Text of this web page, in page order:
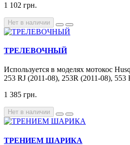
1 102 грн.
Нет в наличии
ТРЕЛЕВОЧНЫЙ
Используется в моделях мотокос
253 RJ (2011-08), 253R (2011-08), 553
1 385 грн.
Нет в наличии
ТРЕНИЕМ ШАРИКА